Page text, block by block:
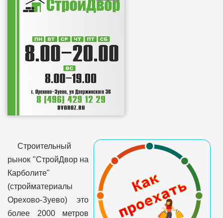
Строительный
рынок "СтройДвор на
Карболите"
(стройматериалы
Орехово-Зуево) это
более 2000 метров